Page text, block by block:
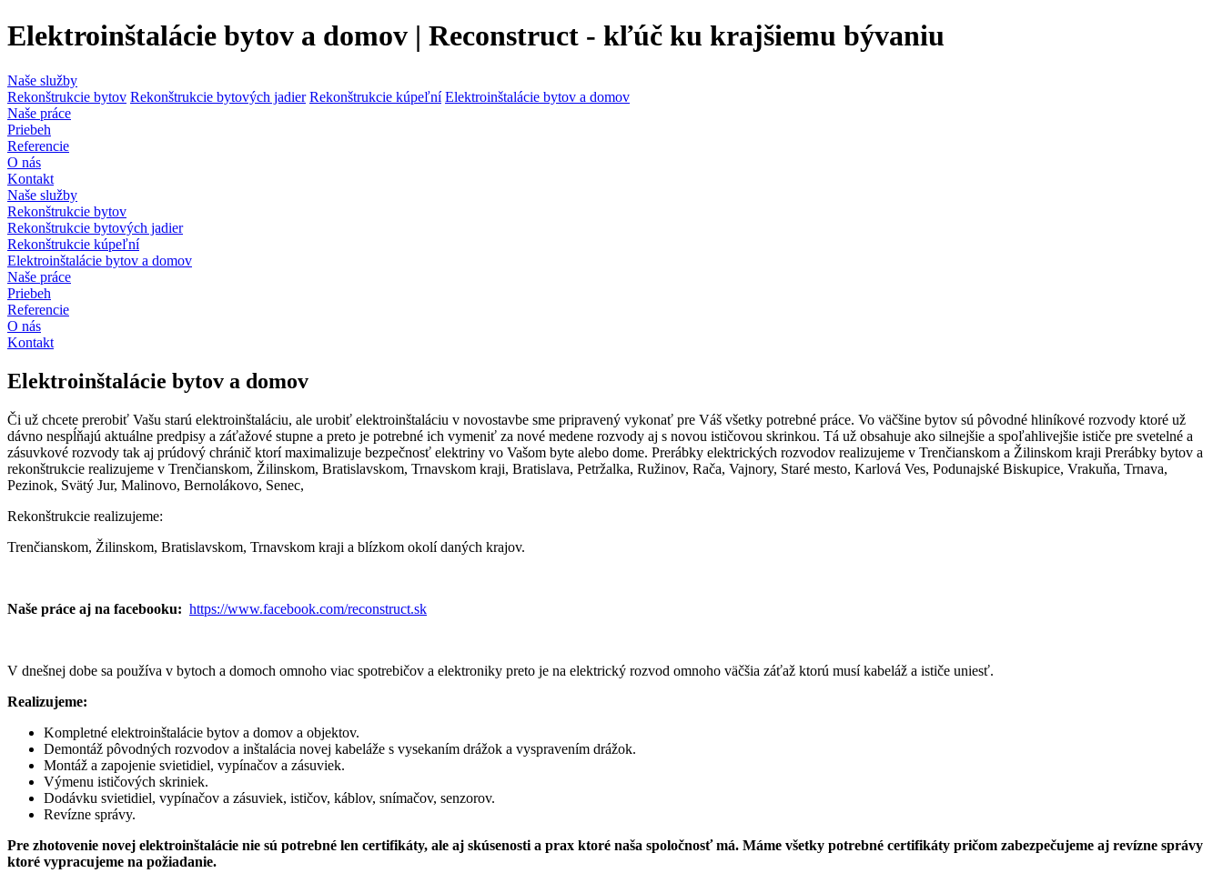
Elektroinštalácie bytov a domov | Reconstruct - kľúč ku krajšiemu bývaniu
Naše služby
Rekonštrukcie bytov Rekonštrukcie bytových jadier Rekonštrukcie kúpeľní Elektroinštalácie bytov a domov
Naše práce
Priebeh
Referencie
O nás
Kontakt
Naše služby
Rekonštrukcie bytov
Rekonštrukcie bytových jadier
Rekonštrukcie kúpeľní
Elektroinštalácie bytov a domov
Naše práce
Priebeh
Referencie
O nás
Kontakt
Elektroinštalácie bytov a domov
Či už chcete prerobiť Vašu starú elektroinštaláciu, ale urobiť elektroinštaláciu v novostavbe sme pripravený vykonať pre Váš všetky potrebné práce. Vo väčšine bytov sú pôvodné hliníkové rozvody ktoré už
dávno nespĺňajú aktuálne predpisy a záťažové stupne a preto je potrebné ich vymeniť za nové medene rozvody aj s novou ističovou skrinkou. Tá už obsahuje ako silnejšie a spoľahlivejšie ističe pre svetelné a
zásuvkové rozvody tak aj prúdový chránič ktorí maximalizuje bezpečnosť elektriny vo Vašom byte alebo dome. Prerábky elektrických rozvodov realizujeme v Trenčianskom a Žilinskom kraji Prerábky bytov a
rekonštrukcie realizujeme v Trenčianskom, Žilinskom, Bratislavskom, Trnavskom kraji, Bratislava, Petržalka, Ružinov, Rača, Vajnory, Staré mesto, Karlová Ves, Podunajské Biskupice, Vrakuňa, Trnava,
Pezinok, Svätý Jur, Malinovo, Bernolákovo, Senec,
Rekonštrukcie realizujeme:
Trenčianskom, Žilinskom, Bratislavskom, Trnavskom kraji a blízkom okolí daných krajov.
Naše práce aj na facebooku: https://www.facebook.com/reconstruct.sk
V dnešnej dobe sa používa v bytoch a domoch omnoho viac spotrebičov a elektroniky preto je na elektrický rozvod omnoho väčšia záťaž ktorú musí kabeláž a ističe uniesť.
Realizujeme:
Kompletné elektroinštalácie bytov a domov a objektov.
Demontáž pôvodných rozvodov a inštalácia novej kabeláže s vysekaním drážok a vyspravením drážok.
Montáž a zapojenie svietidiel, vypínačov a zásuviek.
Výmenu ističových skriniek.
Dodávku svietidiel, vypínačov a zásuviek, ističov, káblov, snímačov, senzorov.
Revízne správy.
Pre zhotovenie novej elektroinštalácie nie sú potrebné len certifikáty, ale aj skúsenosti a prax ktoré naša spoločnosť má. Máme všetky potrebné certifikáty pričom zabezpečujeme aj revízne správy
ktoré vypracujeme na požiadanie.